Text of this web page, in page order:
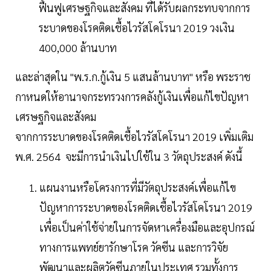
ฟื้นฟูเศรษฐกิจและสังคม ที่ได้รับผลกระทบจากการ
ระบาดของโรคติดเชื้อไวรัสโคโรนา 2019 วงเงิน
400,000 ล้านบาท
และล่าสุดใน "พ.ร.ก.กู้เงิน 5 แสนล้านบาท" หรือ พระราช
กาหนดให้อานาจกระทรวงการคลังกู้เงินเพื่อแก้ไขปัญหา
เศรษฐกิจและสังคม
จากการระบาดของโรคติดเชื้อไวรัสโคโรนา 2019 เพิ่มเติม
พ.ศ. 2564 จะมีการนำเงินไปใช้ใน 3 วัตถุประสงค์ ดังนี้
แผนงานหรือโครงการที่มีวัตถุประสงค์เพื่อแก้ไข
ปัญหาการระบาดของโรคติดเชื้อไวรัสโคโรนา 2019
เพื่อเป็นค่าใช้จ่ายในการจัดหาเครื่องมือและอุปกรณ์
ทางการแพทย์ยารักษาโรค วัคซีน และการวิจัย
พัฒนาและผลิตวัคซีนภายในประเทศ รวมทั้งการ